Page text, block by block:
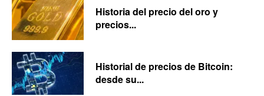
Historia del precio del oro y
precios...
Historial de precios de Bitcoin:
desde su...